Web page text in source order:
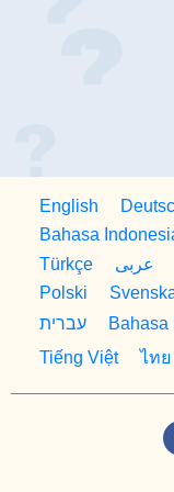
English
Bahasa
Türkçe
عربى
Polski
עברית
Bahasa
Tiếng Việt
ไทย